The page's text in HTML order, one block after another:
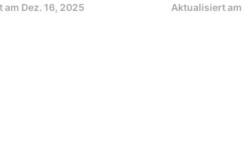
am Dez. 16, 2025 Aktualisiert am